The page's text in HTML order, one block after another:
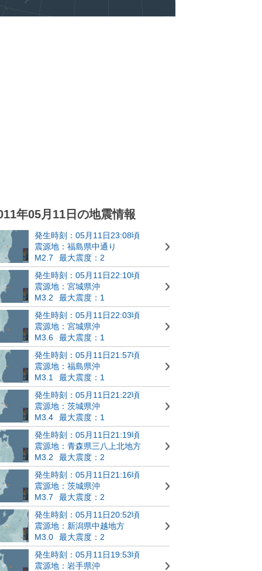
年05月11日の地震情報
発生時刻：05月11日23:08頃
震源地：福島県中通り
M2.7
最大震度：2
発生時刻：05月11日22:10頃
震源地：宮城県沖
M3.2
最大震度：1
発生時刻：05月11日22:03頃
震源地：宮城県沖
M3.6
最大震度：1
発生時刻：05月11日21:57頃
震源地：福島県沖
M3.1
最大震度：1
発生時刻：05月11日21:22頃
震源地：茨城県沖
M3.4
最大震度：1
発生時刻：05月11日21:19頃
震源地：青森県三八上北地方
M3.2
最大震度：2
発生時刻：05月11日21:16頃
震源地：茨城県沖
M3.7
最大震度：2
発生時刻：05月11日20:52頃
震源地：新潟県中越地方
M3.0
最大震度：2
発生時刻：05月11日19:53頃
震源地：岩手県沖